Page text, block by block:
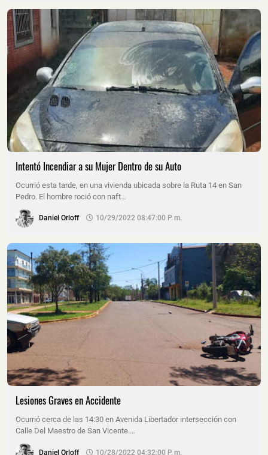
Intentó Incendiar a su Mujer Dentro de su Auto
Ocurrió esta tarde, en una vivienda ubicada sobre la Ruta 14 en San
Pedro. El hombre roció con naft…
Daniel Orloff 10/29/2022 08:47:00 P. M.
Lesiones Graves en Accidente
Ocurrió cerca de las 14:30 en Avenida Libertador intersección con
Calle Del Maestro de San Vicente.…
Daniel Orloff 10/28/2022 04:32:00 P. M.